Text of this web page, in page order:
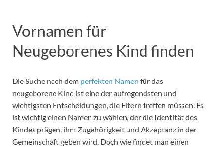
Vornamen für
Neugeborenes Kind finden
Die Suche nach dem perfekten Namen für das
neugeborene Kind ist eine der aufregendsten und
wichtigsten Entscheidungen, die Eltern treffen müssen. Es
ist wichtig einen Namen zu wählen, der die Identität des
Kindes prägen, ihm Zugehörigkeit und Akzeptanz in der
Gemeinschaft geben wird. Doch wie findet man einen